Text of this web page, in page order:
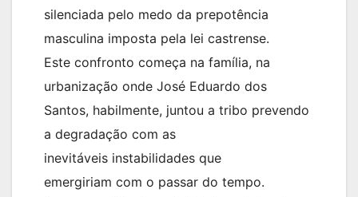
silenciada pelo medo da prepotência
masculina imposta pela lei castrense.
Este confronto começa na família, na
urbanização onde José Eduardo dos
Santos, habilmente, juntou a tribo prevendo
a degradação com as
inevitáveis instabilidades que
emergiriam com o passar do tempo.